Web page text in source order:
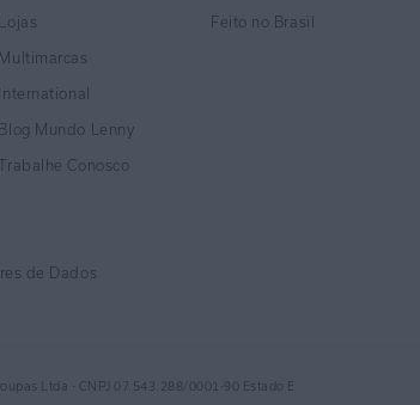
de Dados
Lojas
Multimarcas
International
Blog Mundo Lenny
Conosco
Feito no Brasil
Ltda - CNPJ 07.543.288/0001-90 Estado E